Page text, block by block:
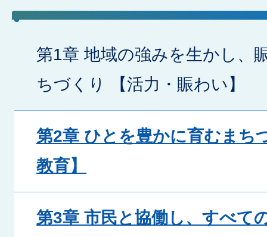
第1章 地域の強みを生かし、
ちづくり 【活力・賑わい】
第2章 ひとを豊かに育むまち
教育】
第3章 市民と協働し、すべて